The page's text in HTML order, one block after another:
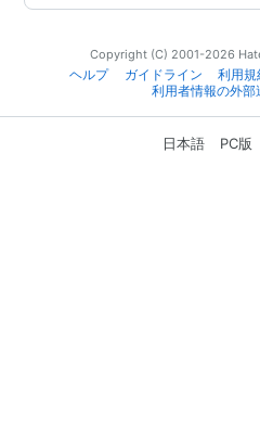
Copyright (C) 2001-2026
ヘルプ
ガイドライン 利用規
利用者情報の外部
日本語 PC版